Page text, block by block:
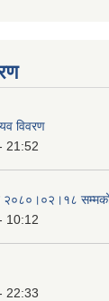
विवरण
21:52
10:12
22:33